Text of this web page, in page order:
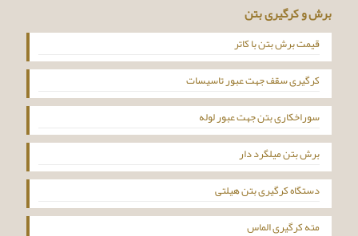
برش و کرگیری بتن
قیمت برش بتن با کاتر
کرگیری سقف جهت عبور تاسیسات
سوراخکاری بتن جهت عبور لوله
برش بتن میلگرد دار
دستگاه کرگیری بتن هیلتی
مته کرگیری الماس